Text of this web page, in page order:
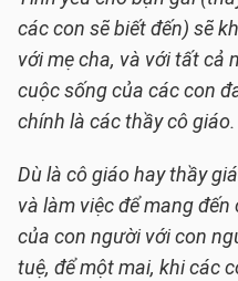
các con sẽ biết đến) sẽ
với mẹ cha, và với tất cả
cuộc sống của các con
chính là các thầy cô giáo.
Dù là cô giáo hay thầy
và làm việc để mang
của con người với con
tuệ, để một mai, khi các